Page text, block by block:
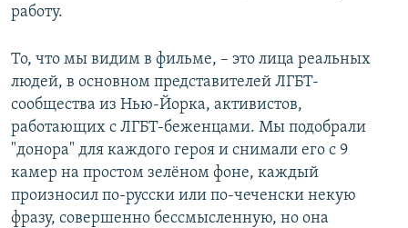
работу.
То, что мы видим в фильме, – это лица реальных
людей, в основном представителей ЛГБТ-
сообщества из Нью-Йорка, активистов,
работающих с ЛГБТ-беженцами. Мы подобрали
"донора" для каждого героя и снимали его с 9
камер на простом зелёном фоне, каждый
произносил по-русски или по-чеченски некую
фразу, совершенно бессмысленную, но она